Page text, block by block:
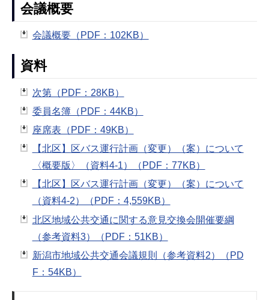
会議概要
会議概要（PDF：102KB）
資料
次第（PDF：28KB）
委員名簿（PDF：44KB）
座席表（PDF：49KB）
【北区】区バス運行計画（変更）（案）について
〈概要版〉（資料4-1）（PDF：77KB）
【北区】区バス運行計画（変更）（案）について
（資料4-2）（PDF：4,559KB）
北区地域公共交通に関する意見交換会開催要綱
（参考資料3）（PDF：51KB）
新潟市地域公共交通会議規則（参考資料2）（PD
F：54KB）